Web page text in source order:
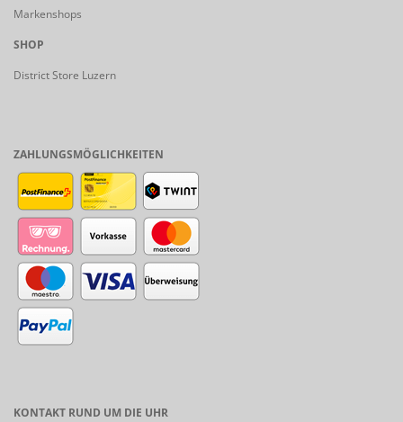
Markenshops
SHOP
District Store Luzern
ZAHLUNGSMÖGLICHKEITEN
KONTAKT RUND UM DIE UHR